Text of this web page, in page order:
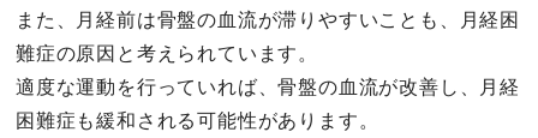
また、月経前は骨盤の血流が滞りやすいことも、月経困
難症の原因と考えられています。
適度な運動を行っていれば、骨盤の血流が改善し、月経
困難症も緩和される可能性があります。